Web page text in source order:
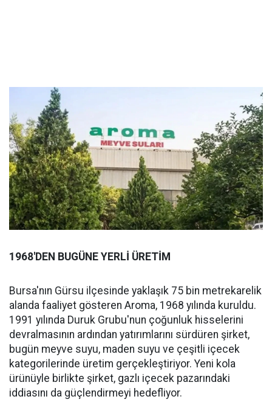
1968'DEN BUGÜNE YERLİ ÜRETİM
Bursa'nın Gürsu ilçesinde yaklaşık 75 bin metrekarelik
alanda faaliyet gösteren Aroma, 1968 yılında kuruldu.
1991 yılında Duruk Grubu'nun çoğunluk hisselerini
devralmasının ardından yatırımlarını sürdüren şirket,
bugün meyve suyu, maden suyu ve çeşitli içecek
kategorilerinde üretim gerçekleştiriyor. Yeni kola
ürünüyle birlikte şirket, gazlı içecek pazarındaki
iddiasını da güçlendirmeyi hedefliyor.